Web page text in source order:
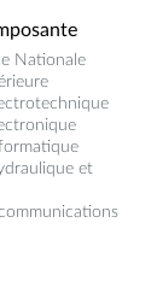
Nationale
et